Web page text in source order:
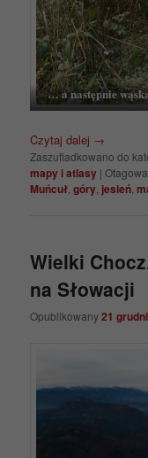
… a następnie
Czytaj dalej →
Zaszufladkowano do
mapy i atlasy |
Muńcuł ,góry jesień ,
Wielki
na Słowacji
Opublikowany21